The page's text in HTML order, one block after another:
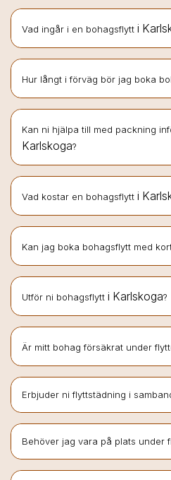
Vad ingår i en bohagsflytt i
Hur långt i förväg bör jag boka
Kan ni hjälpa till med packning
Karlskoga?
Vad kostar en bohagsflytt i
Kan jag boka bohagsflytt med
Utför ni bohagsflytt i Karlskoga?
Är mitt bohag försäkrat under
Erbjuder ni flyttstädning i
Behöver jag vara på plats under